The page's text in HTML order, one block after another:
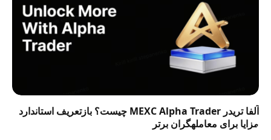
آلفا تریدر MEXC Alpha Trader چیست؟ بازتعریف استاندارد
مزایا برای معاملهگران برتر